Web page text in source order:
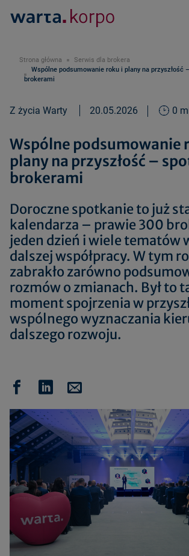
Strona główna
Serwis dla brokera
Wspólne podsumowanie roku i plany na przyszłość
brokerami
Z życia Warty 20.05.2026 0
Wspólne podsumowanie
plany na przyszłość –
brokerami
Doroczne spotkanie to już
kalendarza – prawie 300
jeden dzień i wiele tematów
dalszej współpracy. W tym
zabrakło zarówno
rozmów o zmianach. Był to
moment spojrzenia w
wspólnego wyznaczania
dalszego rozwoju.